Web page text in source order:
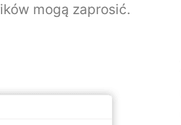
mogą zaprosić.